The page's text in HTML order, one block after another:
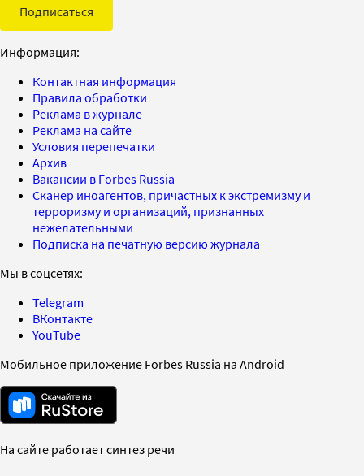
Подписаться
Информация:
Контактная информация
Правила обработки
Реклама в журнале
Реклама на сайте
Условия перепечатки
Архив
Вакансии в Forbes Russia
Сканер иноагентов, причастных к экстремизму и
терроризму и организаций, признанных
нежелательными
Подписка на печатную версию журнала
Мы в соцсетях:
Telegram
ВКонтакте
YouTube
Мобильное приложение Forbes Russia на Android
На сайте работает синтез речи